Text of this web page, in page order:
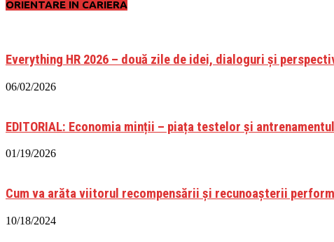
ORIENTARE IN CARIERA
Everything HR 2026 – două zile de idei, dialoguri și
06/02/2026
EDITORIAL: Economia minții – piața testelor și
01/19/2026
Cum va arăta viitorul recompensării și recunoașterii
10/18/2024